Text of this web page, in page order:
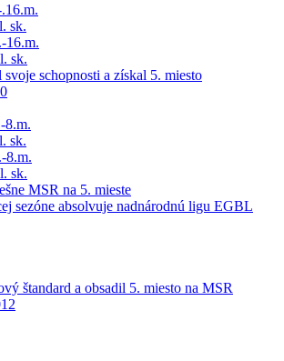
sk.
16.m.
sk.
schopnosti a získal 5. miesto
8.m.
sk.
8.m.
sk.
MSR na 5. mieste
sezóne absolvuje nadnárodnú ligu EGBL
štandard a obsadil 5. miesto na MSR